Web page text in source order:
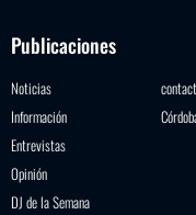
Publicaciones
Noticias
Información
Entrevistas
Opinión
DJ de la Semana